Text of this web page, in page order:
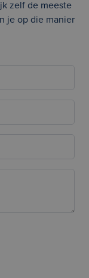
zelf de meeste
je op die manier